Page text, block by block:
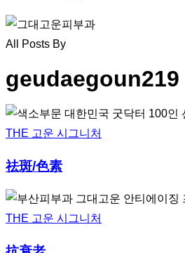
All Posts By
geudaegoun219
THE 고운 시그니처
祛斑/色素
THE 고운 시그니처